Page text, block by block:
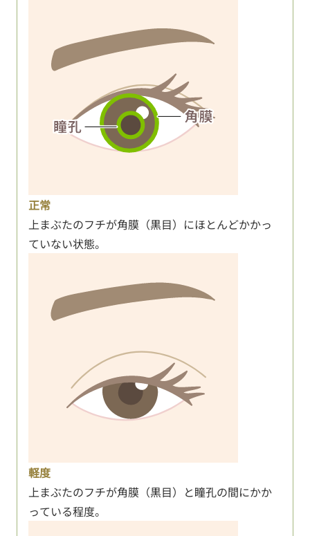
正常
上まぶたのフチが角膜（黒目）にほとんどかかっ
ていない状態。
軽度
上まぶたのフチが角膜（黒目）と瞳孔の間にかか
っている程度。